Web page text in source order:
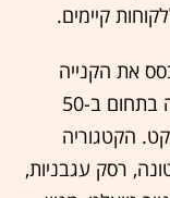
קיימים.
את הקנייה
המשלימה ברשת והשקת קטגוריה חדשה בתחום ב-50
מנטה מרקט. הקטגוריה
רסק עגבניות,